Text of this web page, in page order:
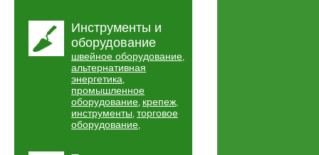
Инструменты и
оборудование
швейное оборудование,
альтернативная
энергетика,
промышленное
оборудование, крепеж,
инструменты, торговое
оборудование,